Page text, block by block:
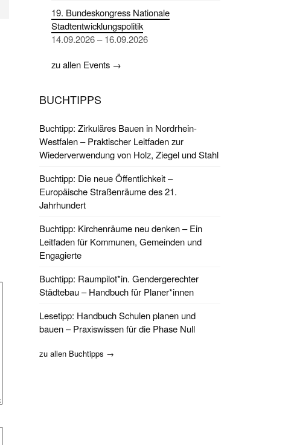
19. Bundeskongress Nationale
Stadtentwicklungspolitik
14.09.2026 – 16.09.2026
zu allen Events →
BUCHTIPPS
Buchtipp: Zirkuläres Bauen in Nordrhein-
Westfalen – Praktischer Leitfaden zur
Wiederverwendung von Holz, Ziegel und Stahl
Buchtipp: Die neue Öffentlichkeit –
Europäische Straßenräume des 21.
Jahrhundert
Buchtipp: Kirchenräume neu denken – Ein
Leitfaden für Kommunen, Gemeinden und
Engagierte
Buchtipp: Raumpilot*in. Gendergerechter
Städtebau – Handbuch für Planer*innen
Lesetipp: Handbuch Schulen planen und
bauen – Praxiswissen für die Phase Null
zu allen Buchtipps →